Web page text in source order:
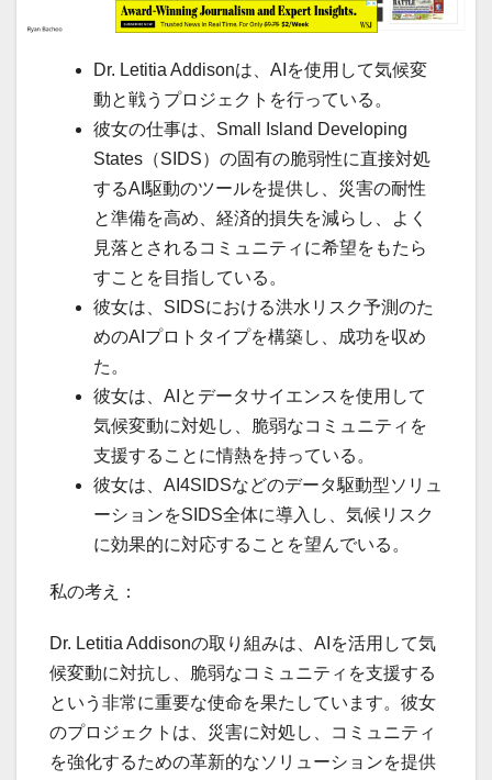
Dr. Letitia Addisonは、AIを使用して気候変
動と戦うプロジェクトを行っている。
彼女の仕事は、Small Island Developing
States（SIDS）の固有の脆弱性に直接対処
するAI駆動のツールを提供し、災害の耐性
と準備を高め、経済的損失を減らし、よく
見落とされるコミュニティに希望をもたら
すことを目指している。
彼女は、SIDSにおける洪水リスク予測のた
めのAIプロトタイプを構築し、成功を収め
た。
彼女は、AIとデータサイエンスを使用して
気候変動に対処し、脆弱なコミュニティを
支援することに情熱を持っている。
彼女は、AI4SIDSなどのデータ駆動型ソリュ
ーションをSIDS全体に導入し、気候リスク
に効果的に対応することを望んでいる。
私の考え：
Dr. Letitia Addisonの取り組みは、AIを活用して気
候変動に対抗し、脆弱なコミュニティを支援する
という非常に重要な使命を果たしています。彼女
のプロジェクトは、災害に対処し、コミュニティ
を強化するための革新的なソリューションを提供